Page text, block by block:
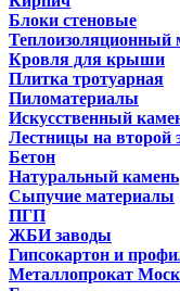
Блоки стеновые
Теплоизоляционный
Кровля для крыши
Плитка тротуарная
Пиломатериалы
Искусственный
Лестницы на второй
Бетон
Натуральный камень
Сыпучие материалы
ПГП
ЖБИ заводы
Гипсокартон и
Металлопрокат